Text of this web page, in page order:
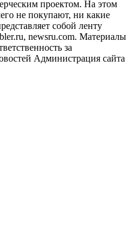
проектом. На этом
не покупают, ни какие
собой ленту
newsru.com. Материалы
за
Администрация сайта